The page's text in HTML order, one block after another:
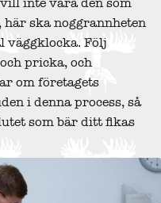
här ska noggrannheten
väggklocka. Följ
pricka, och
om företagets
i denna process, så
som bär ditt fikas